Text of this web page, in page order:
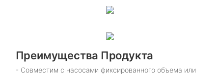
Преимущества Продукта
- Совместим с насосами фиксированного объема или